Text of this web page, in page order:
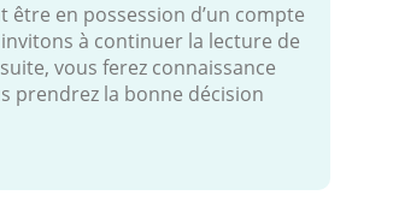
être en possession d’un compte
à continuer la lecture de
vous ferez connaissance
prendrez la bonne décision